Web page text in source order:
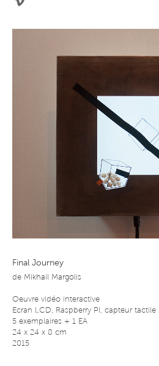
Final Journey
de Mikhail Margolis
Oeuvre vidéo interactive
Ecran LCD, Raspberry PI, capteur tactile
5 exemplaires + 1 EA
24 x 24 x 8 cm
2015